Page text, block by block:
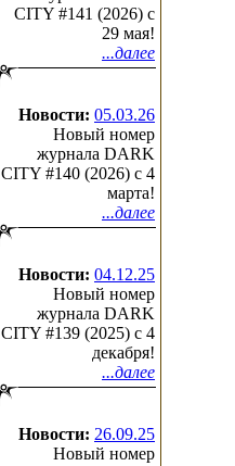
CITY #141 (2026) c
29 мая!
...далее
Новости: 05.03.26
Новый номер
журнала DARK
CITY #140 (2026) c 4
марта!
...далее
Новости: 04.12.25
Новый номер
журнала DARK
CITY #139 (2025) c 4
декабря!
...далее
Новости: 26.09.25
Новый номер